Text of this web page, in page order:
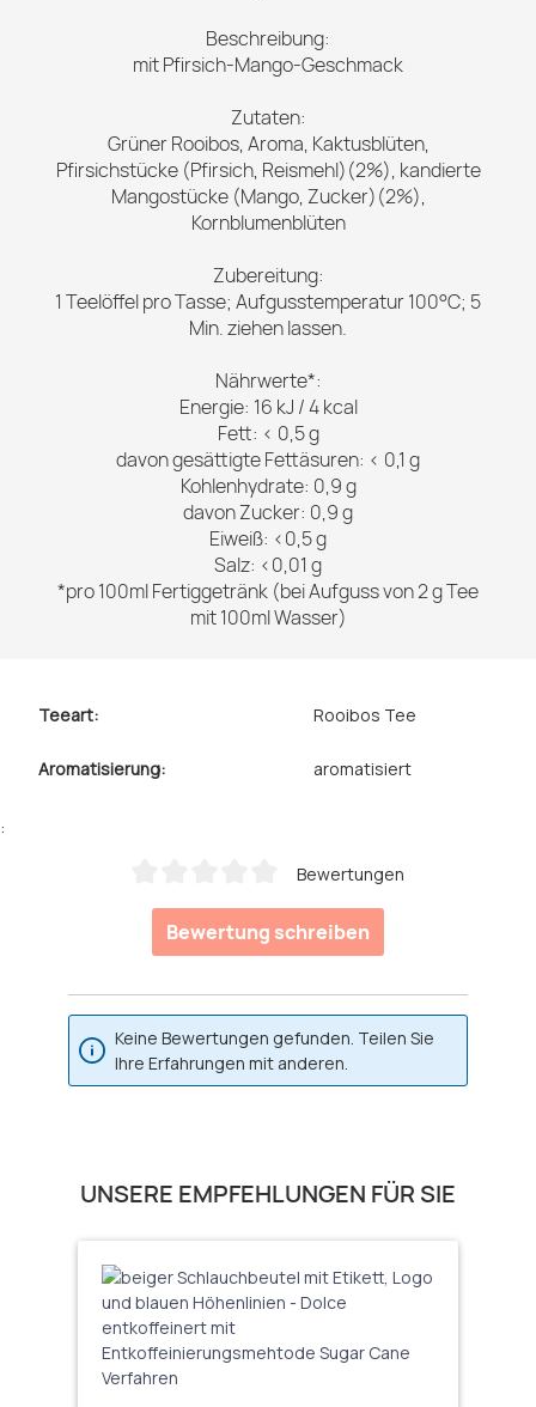
Beschreibung:
mit Pfirsich-Mango-Geschmack
Zutaten:
Grüner Rooibos, Aroma, Kaktusblüten,
Pfirsichstücke (Pfirsich, Reismehl)(2%), kandierte
Mangostücke (Mango, Zucker)(2%),
Kornblumenblüten
Zubereitung:
1 Teelöffel pro Tasse; Aufgusstemperatur 100°C; 5
Min. ziehen lassen.
Nährwerte*:
Energie: 16 kJ / 4 kcal
Fett: < 0,5 g
davon gesättigte Fettäsuren: < 0,1 g
Kohlenhydrate: 0,9 g
davon Zucker: 0,9 g
Eiweiß: <0,5 g
Salz: <0,01 g
*pro 100ml Fertiggetränk (bei Aufguss von 2 g Tee
mit 100ml Wasser)
Teeart: Rooibos Tee
Aromatisierung: aromatisiert
:
Bewertungen
Bewertung schreiben
Keine Bewertungen gefunden. Teilen Sie
Ihre Erfahrungen mit anderen.
Produktgalerie überspringen
UNSERE EMPFEHLUNGEN FÜR SIE